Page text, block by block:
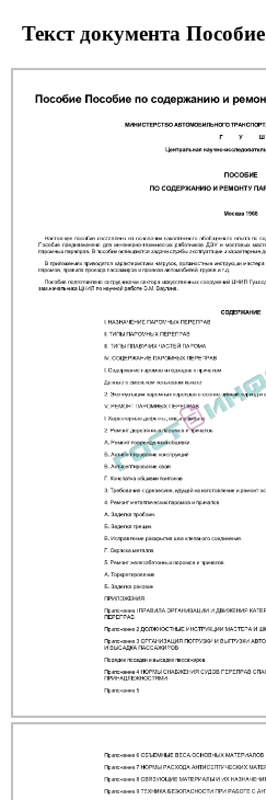
Текст документа Пособие